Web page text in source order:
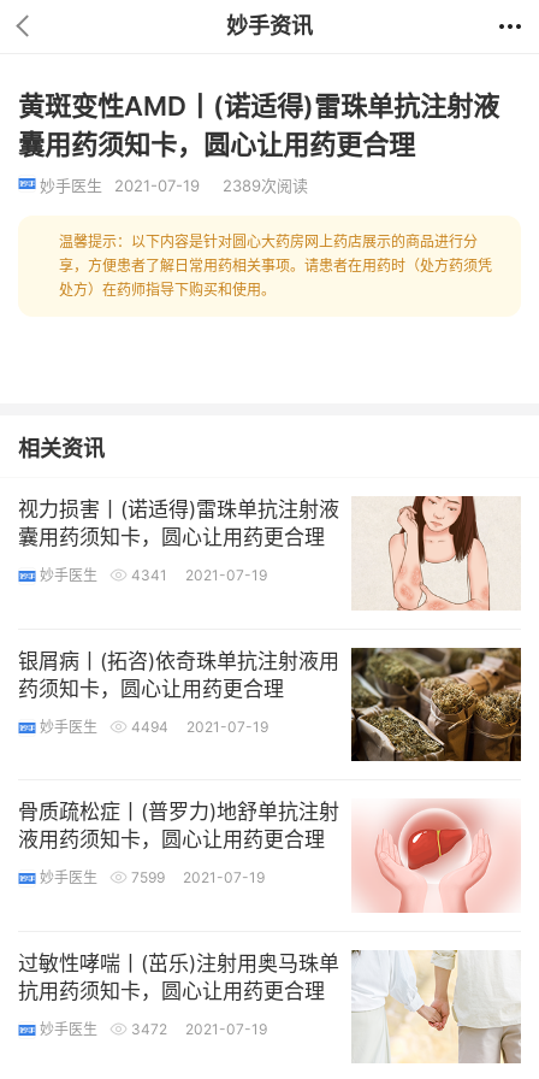
妙手资讯
黄斑变性AMD丨(诺适得)雷珠单抗注射液
囊用药须知卡，圆心让用药更合理
妙手医生 2021-07-19 2389次阅读
温馨提示：以下内容是针对圆心大药房网上药店展示的商品进行分
享，方便患者了解日常用药相关事项。请患者在用药时（处方药须凭
处方）在药师指导下购买和使用。
相关资讯
视力损害丨(诺适得)雷珠单抗注射液
囊用药须知卡，圆心让用药更合理
妙手医生 4341 2021-07-19
银屑病丨(拓咨)依奇珠单抗注射液用
药须知卡，圆心让用药更合理
妙手医生 4494 2021-07-19
骨质疏松症丨(普罗力)地舒单抗注射
液用药须知卡，圆心让用药更合理
妙手医生 7599 2021-07-19
过敏性哮喘丨(茁乐)注射用奥马珠单
抗用药须知卡，圆心让用药更合理
妙手医生 3472 2021-07-19